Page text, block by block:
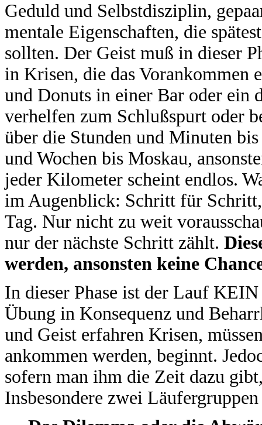
Geduld und Selbstdisziplin,
mentale Eigenschaften, die
sollten. Der Geist muß in dieser
in Krisen, die das Vorankommen
und Donuts in einer Bar oder ein
verhelfen zum Schlußspurt oder
über die Stunden und Minuten
und Wochen bis Moskau,
jeder Kilometer scheint endlos.
im Augenblick: Schritt für
Tag. Nur nicht zu weit
nur der nächste Schritt zählt.
werden, ansonsten keine
In dieser Phase ist der Lauf
Übung in Konsequenz und
und Geist erfahren Krisen,
ankommen werden, beginnt.
sofern man ihm die Zeit dazu
Insbesondere zwei